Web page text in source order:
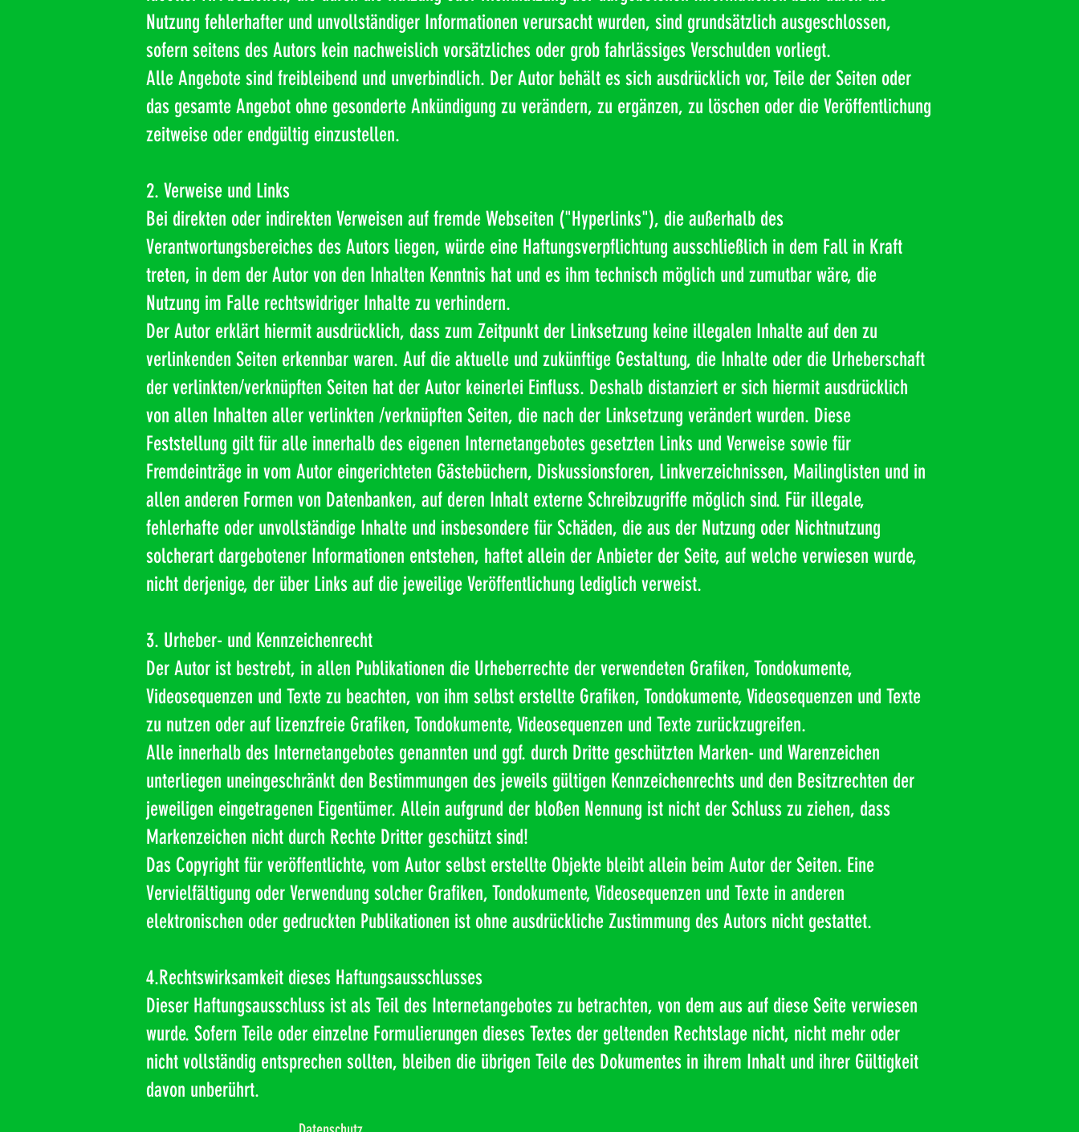
Nutzung fehlerhafter und unvollständiger Informationen verursacht wurden, sind grundsätzlich ausgeschlossen,
sofern seitens des Autors kein nachweislich vorsätzliches oder grob fahrlässiges Verschulden vorliegt.
Alle Angebote sind freibleibend und unverbindlich. Der Autor behält es sich ausdrücklich vor, Teile der Seiten oder
das gesamte Angebot ohne gesonderte Ankündigung zu verändern, zu ergänzen, zu löschen oder die Veröffentlichung
zeitweise oder endgültig einzustellen.
2. Verweise und Links
Bei direkten oder indirekten Verweisen auf fremde Webseiten ("Hyperlinks"), die außerhalb des
Verantwortungsbereiches des Autors liegen, würde eine Haftungsverpflichtung ausschließlich in dem Fall in Kraft
treten, in dem der Autor von den Inhalten Kenntnis hat und es ihm technisch möglich und zumutbar wäre, die
Nutzung im Falle rechtswidriger Inhalte zu verhindern.
Der Autor erklärt hiermit ausdrücklich, dass zum Zeitpunkt der Linksetzung keine illegalen Inhalte auf den zu
verlinkenden Seiten erkennbar waren. Auf die aktuelle und zukünftige Gestaltung, die Inhalte oder die Urheberschaft
der verlinkten/verknüpften Seiten hat der Autor keinerlei Einfluss. Deshalb distanziert er sich hiermit ausdrücklich
von allen Inhalten aller verlinkten /verknüpften Seiten, die nach der Linksetzung verändert wurden. Diese
Feststellung gilt für alle innerhalb des eigenen Internetangebotes gesetzten Links und Verweise sowie für
Fremdeinträge in vom Autor eingerichteten Gästebüchern, Diskussionsforen, Linkverzeichnissen, Mailinglisten und in
allen anderen Formen von Datenbanken, auf deren Inhalt externe Schreibzugriffe möglich sind. Für illegale,
fehlerhafte oder unvollständige Inhalte und insbesondere für Schäden, die aus der Nutzung oder Nichtnutzung
solcherart dargebotener Informationen entstehen, haftet allein der Anbieter der Seite, auf welche verwiesen wurde,
nicht derjenige, der über Links auf die jeweilige Veröffentlichung lediglich verweist.
3. Urheber- und Kennzeichenrecht
Der Autor ist bestrebt, in allen Publikationen die Urheberrechte der verwendeten Grafiken, Tondokumente,
Videosequenzen und Texte zu beachten, von ihm selbst erstellte Grafiken, Tondokumente, Videosequenzen und Texte
zu nutzen oder auf lizenzfreie Grafiken, Tondokumente, Videosequenzen und Texte zurückzugreifen.
Alle innerhalb des Internetangebotes genannten und ggf. durch Dritte geschützten Marken- und Warenzeichen
unterliegen uneingeschränkt den Bestimmungen des jeweils gültigen Kennzeichenrechts und den Besitzrechten der
jeweiligen eingetragenen Eigentümer. Allein aufgrund der bloßen Nennung ist nicht der Schluss zu ziehen, dass
Markenzeichen nicht durch Rechte Dritter geschützt sind!
Das Copyright für veröffentlichte, vom Autor selbst erstellte Objekte bleibt allein beim Autor der Seiten. Eine
Vervielfältigung oder Verwendung solcher Grafiken, Tondokumente, Videosequenzen und Texte in anderen
elektronischen oder gedruckten Publikationen ist ohne ausdrückliche Zustimmung des Autors nicht gestattet.
4.Rechtswirksamkeit dieses Haftungsausschlusses
Dieser Haftungsausschluss ist als Teil des Internetangebotes zu betrachten, von dem aus auf diese Seite verwiesen
wurde. Sofern Teile oder einzelne Formulierungen dieses Textes der geltenden Rechtslage nicht, nicht mehr oder
nicht vollständig entsprechen sollten, bleiben die übrigen Teile des Dokumentes in ihrem Inhalt und ihrer Gültigkeit
davon unberührt.